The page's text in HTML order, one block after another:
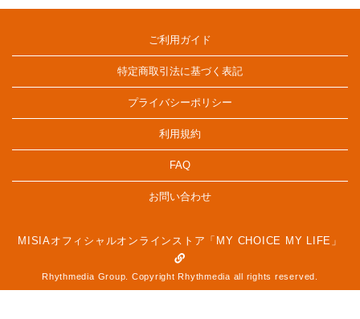
ご利用ガイド
特定商取引法に基づく表記
プライバシーポリシー
利用規約
FAQ
お問い合わせ
MISIAオフィシャルオンラインストア「MY CHOICE MY LIFE」
Rhythmedia Group. Copyright Rhythmedia all rights reserved.